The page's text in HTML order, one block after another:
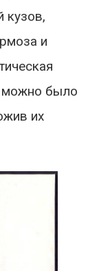
кузов,
и
можно было
их